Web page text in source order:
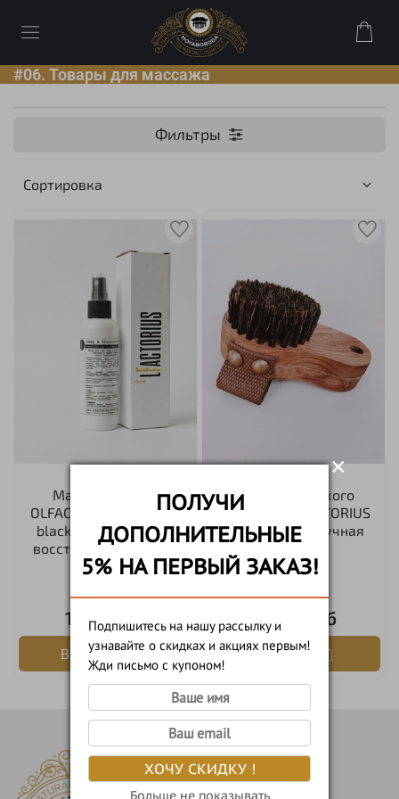
ПОЛУЧИ
ДОПОЛНИТЕЛЬНЫЕ
5% НА ПЕРВЫЙ ЗАКАЗ!
Подпишитесь на нашу рассылку и
узнавайте о скидках и акциях первым!
Жди письмо с купоном!
ХОЧУ СКИДКУ !
Больше не показывать
×
#06. Товары для массажа
Фильтры
Масло для тела
OLFACTORIUS "Hemp &
blackcurrant" (сухое,
восстанавливающее)
1 200 руб
В корзину
Щетка для сухого
массажа OLFACTORIUS
"Body Brush" (ручная
работа)
3 000 руб
В корзину